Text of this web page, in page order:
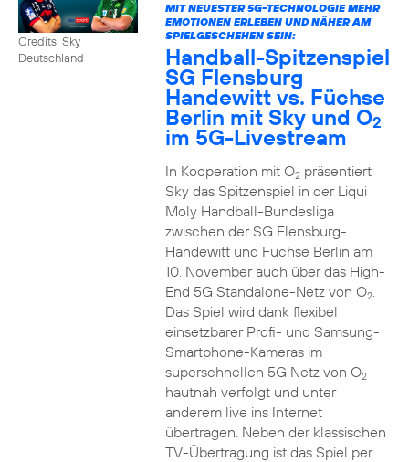
Credits: Sky
Deutschland
MIT NEUESTER 5G-TECHNOLOGIE MEHR
EMOTIONEN ERLEBEN UND NÄHER AM
SPIELGESCHEHEN SEIN:
Handball-Spitzenspiel
SG Flensburg
Handewitt vs. Füchse
Berlin mit Sky und O2
im 5G-Livestream
In Kooperation mit O2präsentiert
Sky das Spitzenspiel in der Liqui
Moly Handball-Bundesliga
zwischen der SG Flensburg-
Handewitt und Füchse Berlin am
10. November auch über das High-
End 5G Standalone-Netz von O2.
Das Spiel wird dank flexibel
einsetzbarer Profi- und Samsung-
Smartphone-Kameras im
superschnellen 5G Netz von O2
hautnah verfolgt und unter
anderem live ins Internet
übertragen. Neben der klassischen
TV-Übertragung ist das Spiel per